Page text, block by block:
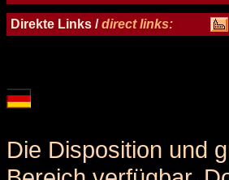
Direkte Links /direct links:
Die Disposition und